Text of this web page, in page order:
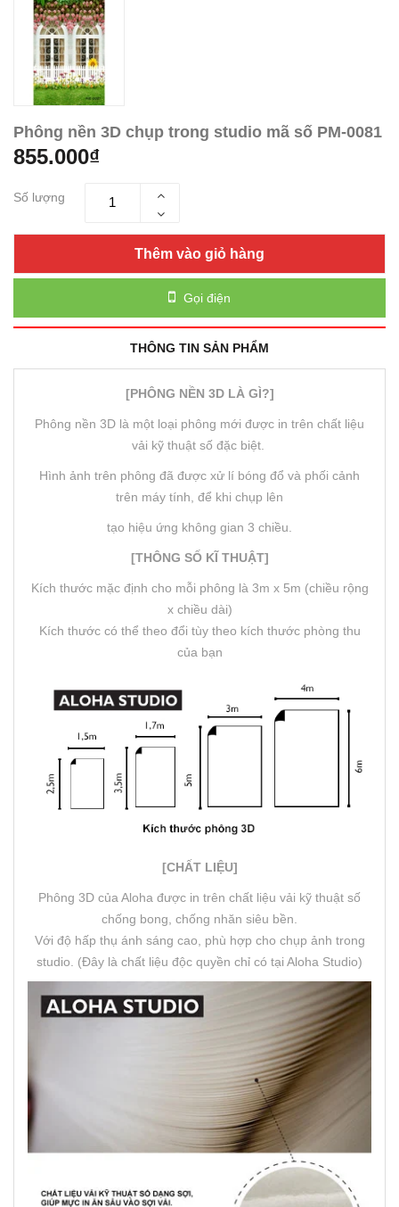
Phông nền 3D chụp trong studio mã số PM-0081
855.000₫
Số lượng
Thêm vào giỏ hàng
Gọi điện
THÔNG TIN SẢN PHẨM
[PHÔNG NỀN 3D LÀ GÌ?]
Phông nền 3D là một loại phông mới được in trên chất liệu
vải kỹ thuật số đặc biệt.
Hình ảnh trên phông đã được xử lí bóng đổ và phối cảnh
trên máy tính, để khi chụp lên
tạo hiệu ứng không gian 3 chiều.
[THÔNG SỐ KĨ THUẬT]
Kích thước mặc định cho mỗi phông là 3m x 5m (chiều rộng
x chiều dài)
Kích thước có thể theo đổi tùy theo kích thước phòng thu
của bạn
[CHẤT LIỆU]
Phông 3D của Aloha được in trên chất liệu vải kỹ thuật số
chống bong, chống nhăn siêu bền.
Với độ hấp thụ ánh sáng cao, phù hợp cho chụp ảnh trong
studio. (Đây là chất liệu độc quyền chỉ có tại Aloha Studio)